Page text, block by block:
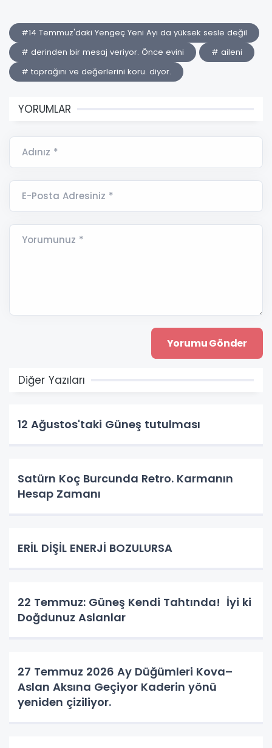
#14 Temmuz'daki Yengeç Yeni Ayı da yüksek sesle değil
# derinden bir mesaj veriyor. Önce evini
# aileni
# toprağını ve değerlerini koru. diyor.
YORUMLAR
Adınız *
E-Posta Adresiniz *
Yorumunuz *
Diğer Yazıları
12 Ağustos'taki Güneş tutulması
Satürn Koç Burcunda Retro. Karmanın
Hesap Zamanı
ERİL DİŞİL ENERJİ BOZULURSA
22 Temmuz: Güneş Kendi Tahtında! İyi ki
Doğdunuz Aslanlar
27 Temmuz 2026 Ay Düğümleri Kova–
Aslan Aksına Geçiyor Kaderin yönü
yeniden çiziliyor.